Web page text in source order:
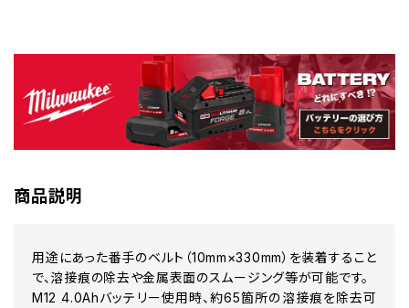
商品説明
用途にあった番手のベルト（10mm×330mm）を装着すること
で、溶接痕の除去や金属表面のスムージング等が可能です。
M12 4.0Ahバッテリー使用時、約65箇所の溶接痕を除去可